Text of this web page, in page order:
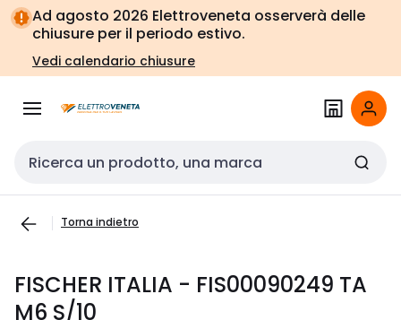
Vai alla
navigazione
Vai
alla
pagina
Ad agosto 2026 Elettroveneta osserverà delle
chiusure per il periodo estivo.
Vedi calendario chiusure
Cerca input
Torna indietro
FISCHER ITALIA - FIS00090249 TA
M6 S/10